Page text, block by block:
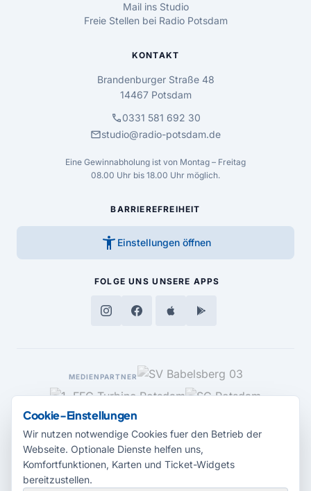
Mail ins Studio
Freie Stellen bei Radio Potsdam
KONTAKT
Brandenburger Straße 48
14467 Potsdam
call0331 581 692 30
mailstudio@radio-potsdam.de
Eine Gewinnabholung ist von Montag – Freitag
08.00 Uhr bis 18.00 Uhr möglich.
BARRIEREFREIHEIT
accessibility_new Einstellungen öffnen
FOLGE UNS UNSERE APPS
MEDIENPARTNER
Cookie-Einstellungen
Wir nutzen notwendige Cookies fuer den Betrieb der
Webseite. Optionale Dienste helfen uns,
Komfortfunktionen, Karten und Ticket-Widgets
bereitzustellen.